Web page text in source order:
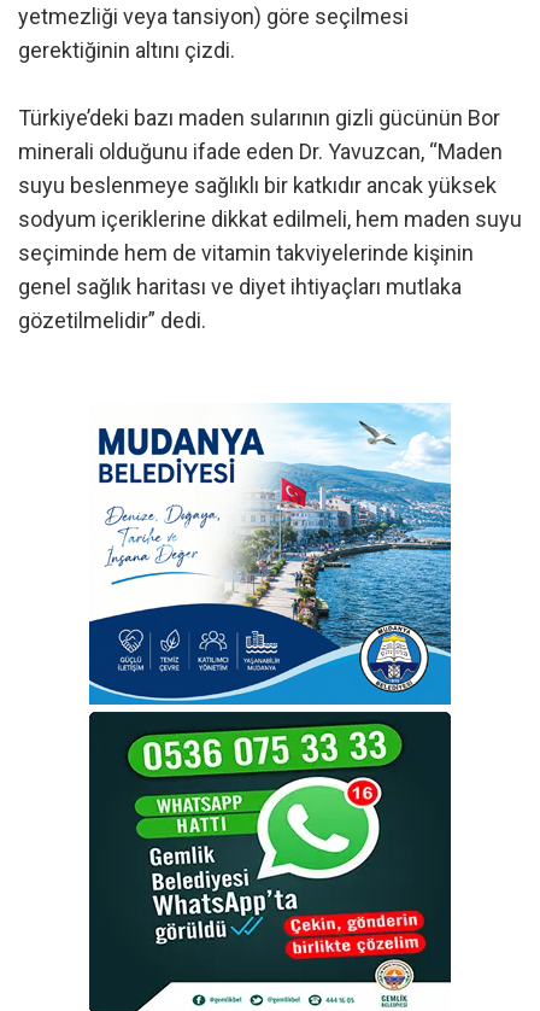
yetmezliği veya tansiyon) göre seçilmesi
gerektiğinin altını çizdi.
Türkiye’deki bazı maden sularının gizli gücünün Bor
minerali olduğunu ifade eden Dr. Yavuzcan, “Maden
suyu beslenmeye sağlıklı bir katkıdır ancak yüksek
sodyum içeriklerine dikkat edilmeli, hem maden suyu
seçiminde hem de vitamin takviyelerinde kişinin
genel sağlık haritası ve diyet ihtiyaçları mutlaka
gözetilmelidir” dedi.